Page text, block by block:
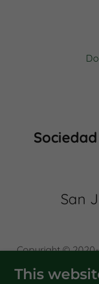
San
Copyright ©
This